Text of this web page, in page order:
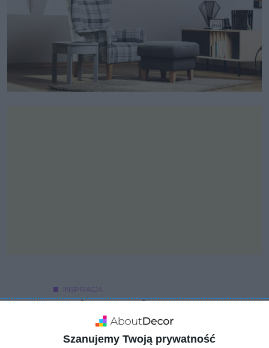
Szanujemy Twoją prywatność
INSPIRACJA
Stylowy salon na
poddaszu